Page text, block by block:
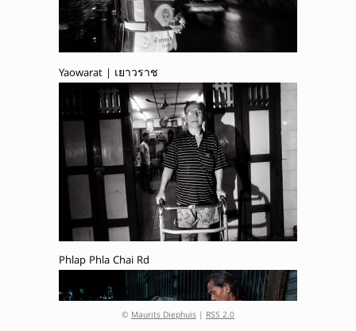
Yaowarat | เยาวราช
Phlap Phla Chai Rd
© Maurits Diephuis | RSS 2.0